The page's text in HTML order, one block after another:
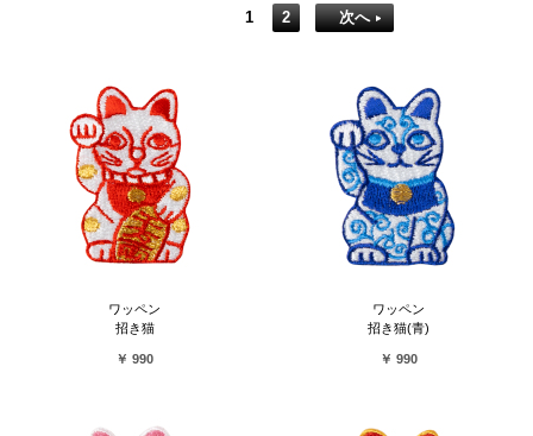
1 2 次へ
ワッペン
招き猫
￥ 990
ワッペン
招き猫(青)
￥ 990